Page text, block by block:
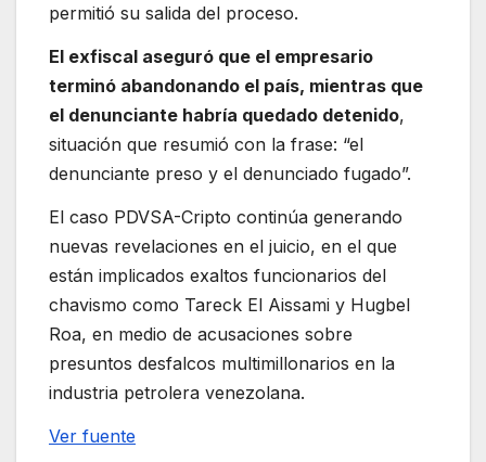
permitió su salida del proceso.
El exfiscal aseguró que el empresario
terminó abandonando el país, mientras que
el denunciante habría quedado detenido,
situación que resumió con la frase: “el
denunciante preso y el denunciado fugado”.
El caso PDVSA-Cripto continúa generando
nuevas revelaciones en el juicio, en el que
están implicados exaltos funcionarios del
chavismo como Tareck El Aissami y Hugbel
Roa, en medio de acusaciones sobre
presuntos desfalcos multimillonarios en la
industria petrolera venezolana.
Ver fuente